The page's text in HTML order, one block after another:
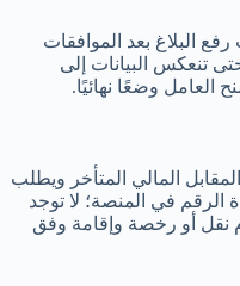
البلاغ بعد الموافقات
تنعكس البيانات إلى
العامل وضعًا نهائيًا.
المالي المتأخر ويطلب
الرقم في المنصة؛ لا توجد
نقل أو رخصة وإقامة وفق